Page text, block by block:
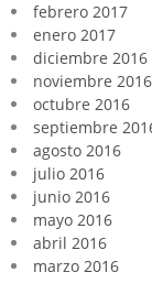
febrero 2017
enero 2017
diciembre 2016
noviembre 2016
octubre 2016
septiembre
agosto 2016
julio 2016
junio 2016
mayo 2016
abril 2016
marzo 2016